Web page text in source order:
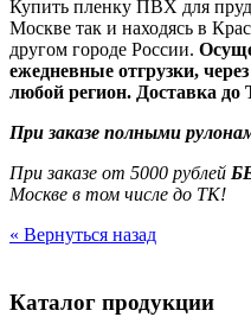
Купить пленку ПВХ для
Москве так и находясь в
другом городе России.
ежедневные отгрузки,
любой регион. Доставка до
При заказе полными
При заказе от 5000 рублей
Москве в том числе до ТК!
« Вернуться назад
Каталог продукции